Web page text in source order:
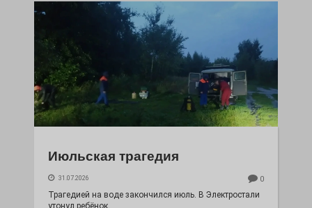
Июльская трагедия
31.07.2026 0
Трагедией на воде закончился июль. В Электростали
утонул ребёнок.